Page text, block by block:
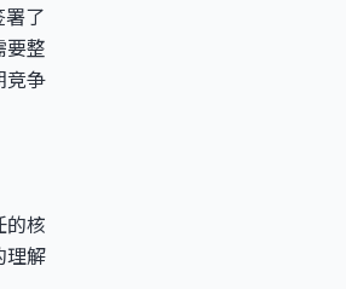
了
要整
竞争
的核
理解